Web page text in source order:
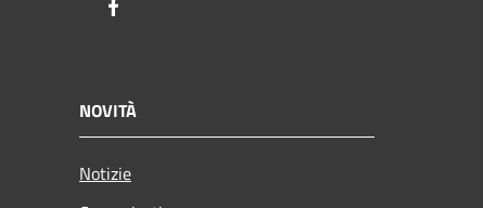
NOVITÀ
Notizie